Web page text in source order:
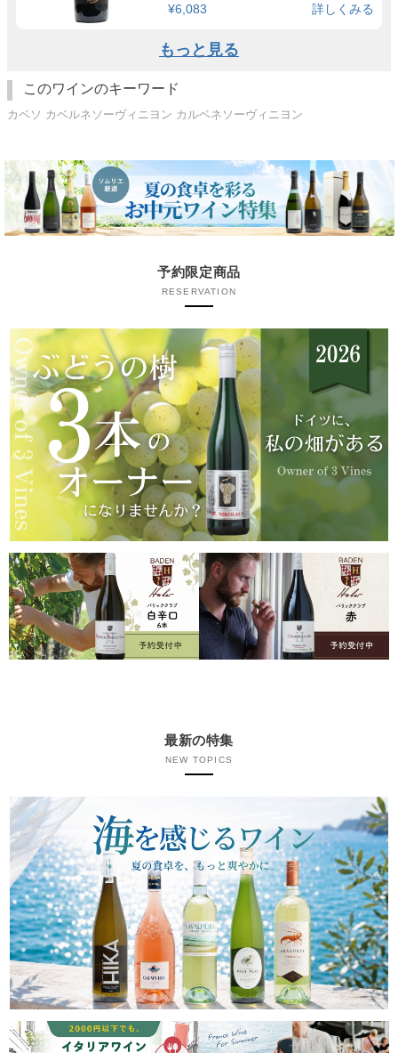
¥6,083 詳しくみる
もっと見る
このワインのキーワード
カベソ カベルネソーヴィニヨン カルベネソーヴィニヨン
予約限定商品
RESERVATION
最新の特集
NEW TOPICS